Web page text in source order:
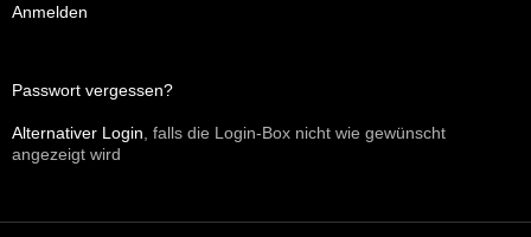
Anmelden
Passwort vergessen?
Alternativer Login , falls die Login-Box nicht wie gewünscht
angezeigt wird